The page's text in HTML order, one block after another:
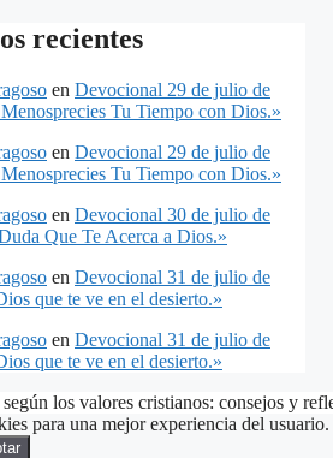
recientes
en Devocional 29 de julio de
Tu Tiempo con Dios.»
en Devocional 29 de julio de
Tu Tiempo con Dios.»
en Devocional 30 de julio de
Que Te Acerca a Dios.»
en Devocional 31 de julio de
que te ve en el desierto.»
en Devocional 31 de julio de
que te ve en el desierto.»
los valores cristianos: consejos y
para una mejor experiencia del